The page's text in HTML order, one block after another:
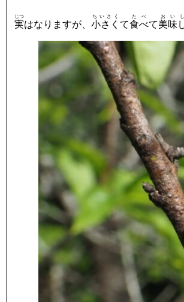
実
じつ
はなりますが、 小さく
ちいさく
て食べ
たべ
て美味
おい